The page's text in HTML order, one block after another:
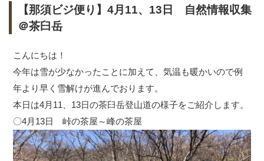
【那須ビジ便り】4月11、13日 自然情報収集
＠茶臼岳
こんにちは！
今年は雪が少なかったことに加えて、気温も暖かいので例
年より早く雪解けが進んでおります。
本日は4月11、13日の茶臼岳登山道の様子をご紹介します。
〇4月13日 峠の茶屋～峰の茶屋